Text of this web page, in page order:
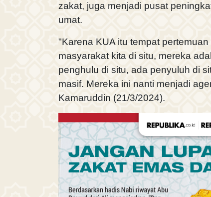
zakat, juga menjadi pusat
umat.
"Karena KUA itu tempat
masyarakat kita di situ, mereka
penghulu di situ, ada penyuluh di
masif. Mereka ini nanti menjadi
Kamaruddin (21/3/2024).